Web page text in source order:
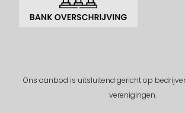
Ons aanbod is uitsluitend gericht op
verenigingen.